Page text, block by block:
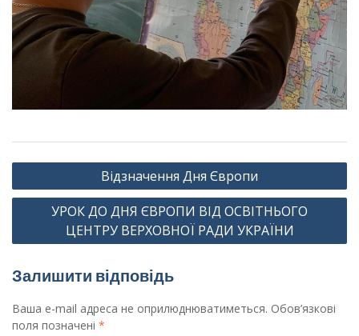
Навігація
записів
Відзначення Дня Європи
УРОК ДО ДНЯ ЄВРОПИ ВІД ОСВІТНЬОГО
ЦЕНТРУ ВЕРХОВНОЇ РАДИ УКРАЇНИ
Залишити відповідь
Ваша e-mail адреса не оприлюднюватиметься. Обов’язкові
поля позначені *